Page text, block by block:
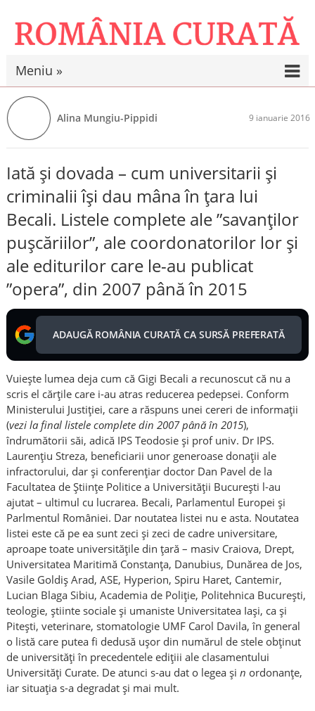
Meniu »
Alina Mungiu-Pippidi 9 ianuarie 2016
Iată și dovada – cum universitarii și
criminalii își dau mâna în țara lui
Becali. Listele complete ale ”savanților
pușcăriilor”, ale coordonatorilor lor și
ale editurilor care le-au publicat
”opera”, din 2007 până în 2015
ADAUGĂ ROMÂNIA CURATĂ CA SURSĂ PREFERATĂ
Vuiește lumea deja cum că Gigi Becali a recunoscut că nu a
scris el cărțile care i-au atras reducerea pedepsei. Conform
Ministerului Justiției, care a răspuns unei cereri de informații
(vezi la final listele complete din 2007 până în 2015),
îndrumătorii săi, adică IPS Teodosie și prof univ. Dr IPS.
Laurențiu Streza, beneficiarii unor generoase donații ale
infractorului, dar și conferențiar doctor Dan Pavel de la
Facultatea de Științe Politice a Universității București l-au
ajutat – ultimul cu lucrarea. Becali, Parlamentul Europei și
Parlmentul României. Dar noutatea listei nu e asta. Noutatea
listei este că pe ea sunt zeci și zeci de cadre universitare,
aproape toate universitățile din țară – masiv Craiova, Drept,
Universitatea Maritimă Constanța, Danubius, Dunărea de Jos,
Vasile Goldiș Arad, ASE, Hyperion, Spiru Haret, Cantemir,
Lucian Blaga Sibiu, Academia de Poliție, Politehnica București,
teologie, știinte sociale și umaniste Universitatea Iași, ca și
Pitești, veterinare, stomatologie UMF Carol Davila, în general
o listă care putea fi dedusă ușor din numărul de stele obținut
de universități în precedentele edițiii ale clasamentului
Universități Curate. De atunci s-au dat o legea și n ordonanțe,
iar situația s-a degradat și mai mult.